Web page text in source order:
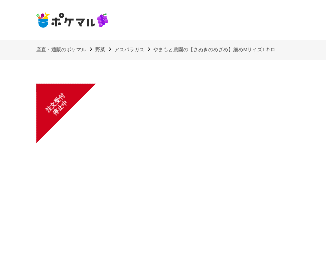
産直・通販のポケマル 野菜 アスパラガス やまもと農園の【さぬきのめざめ】細めMサイズ1キロ
注
文
受
付
停
止
中